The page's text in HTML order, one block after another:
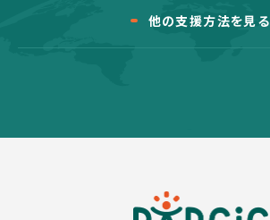
他の支援方法を見る